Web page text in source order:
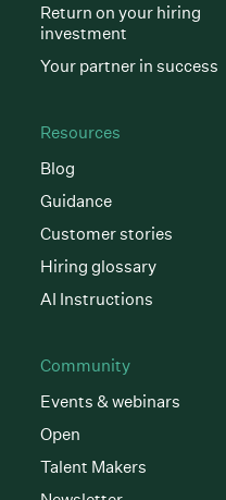
Return on your hiring
investment
Your partner in success
Resources
Blog
Guidance
Customer stories
Hiring glossary
AI Instructions
Community
Events & webinars
Open
Talent Makers